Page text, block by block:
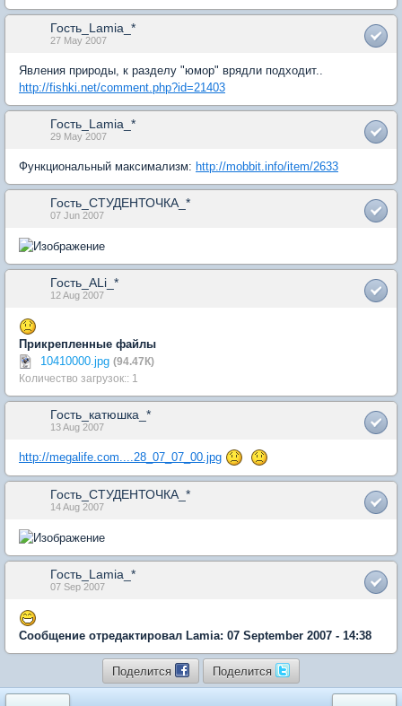
Гость_Lamia_*
27 May 2007
Явления природы, к разделу "юмор" врядли подходит..
http://fishki.net/comment.php?id=21403
Гость_Lamia_*
29 May 2007
Функциональный максимализм: http://mobbit.info/item/2633
Гость_СТУДЕНТОЧКА_*
07 Jun 2007
Гость_ALi_*
12 Aug 2007
Прикрепленные файлы
10410000.jpg (94.47К)
Количество загрузок:: 1
Гость_катюшка_*
13 Aug 2007
http://megalife.com....28_07_07_00.jpg
Гость_СТУДЕНТОЧКА_*
14 Aug 2007
Гость_Lamia_*
07 Sep 2007
Сообщение отредактировал Lamia: 07 September 2007 - 14:38
Поделится Поделится